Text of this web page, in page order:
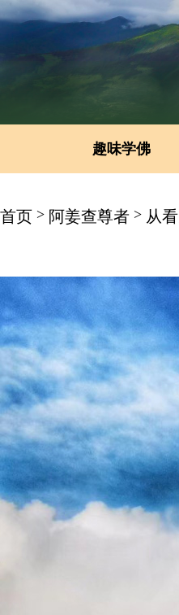
趣味学佛
首页 > 阿姜查尊者 > 从